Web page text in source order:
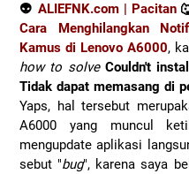
👽 ALIEFNK.com | Pacitan
Cara Menghilangkan
Kamus di Lenovo A6000,
how to solve Couldn't
Tidak dapat memasang di
Yaps, hal tersebut
A6000 yang muncul
mengupdate aplikasi
sebut "bug", karena saya